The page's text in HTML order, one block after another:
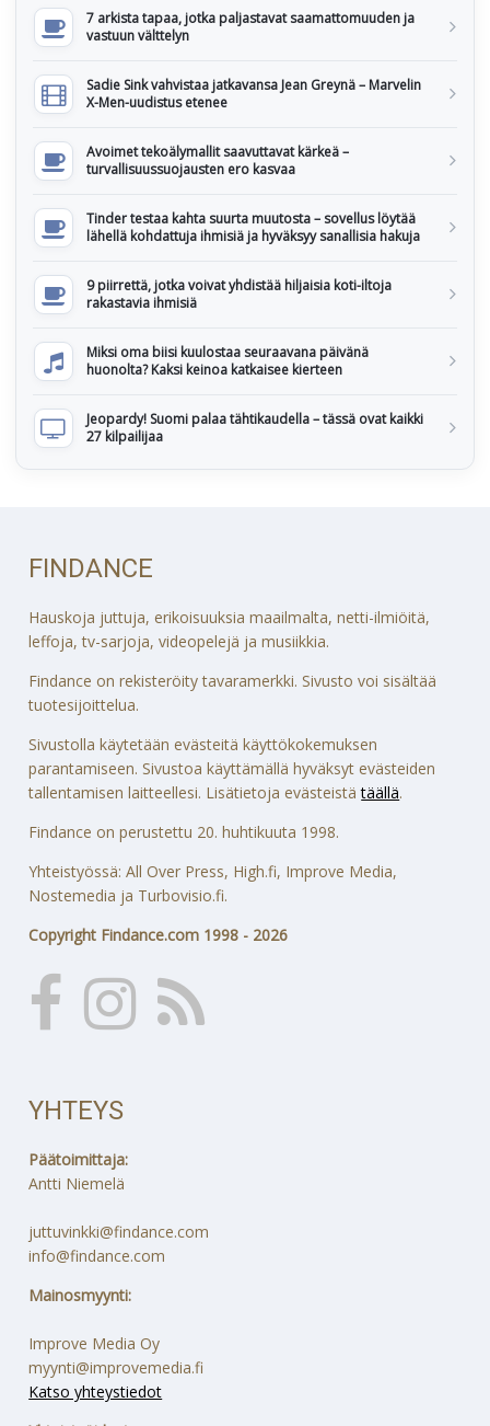
7 arkista tapaa, jotka paljastavat saamattomuuden ja
vastuun välttelyn
Sadie Sink vahvistaa jatkavansa Jean Greynä – Marvelin
X-Men-uudistus etenee
Avoimet tekoälymallit saavuttavat kärkeä –
turvallisuussuojausten ero kasvaa
Tinder testaa kahta suurta muutosta – sovellus löytää
lähellä kohdattuja ihmisiä ja hyväksyy sanallisia hakuja
9 piirrettä, jotka voivat yhdistää hiljaisia koti-iltoja
rakastavia ihmisiä
Miksi oma biisi kuulostaa seuraavana päivänä
huonolta? Kaksi keinoa katkaisee kierteen
Jeopardy! Suomi palaa tähtikaudella – tässä ovat kaikki
27 kilpailijaa
FINDANCE
Hauskoja juttuja, erikoisuuksia maailmalta, netti-ilmiöitä,
leffoja, tv-sarjoja, videopelejä ja musiikkia.
Findance on rekisteröity tavaramerkki. Sivusto voi sisältää
tuotesijoittelua.
Sivustolla käytetään evästeitä käyttökokemuksen
parantamiseen. Sivustoa käyttämällä hyväksyt evästeiden
tallentamisen laitteellesi. Lisätietoja evästeistätäällä.
Findance on perustettu 20. huhtikuuta 1998.
Yhteistyössä: All Over Press, High.fi, Improve Media,
Nostemedia ja Turbovisio.fi.
Copyright Findance.com 1998 - 2026
YHTEYS
Päätoimittaja:
Antti Niemelä
juttuvinkki@findance.com
info@findance.com
Mainosmyynti:
Improve Media Oy
myynti@improvemedia.fi
Katso yhteystiedot